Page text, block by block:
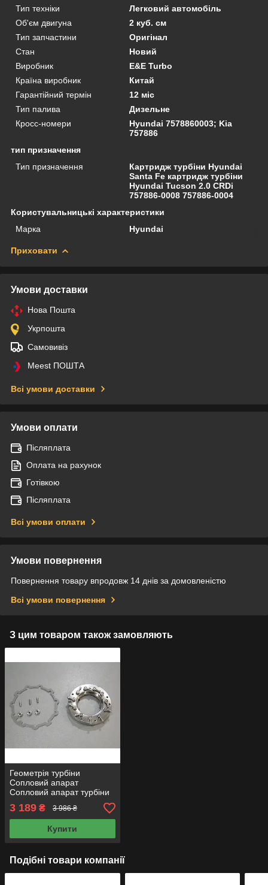
Тип техніки
Легковий автомобіль
Об'єм двигуна
2 куб. см
Тип запчастини
Оригінал
Стан
Новий
Виробник
E&E Turbo
Країна виробник
Китай
Гарантійний термін
12 міс
Тип палива
Дизельне
Кросс-номери
Hyundai 7578860003; Kia
757886
тип призначення
Тип призначення
Картридж турбіни Hyundai
Santa Fe картридж турбіни
Hyundai Tucson 2.0 CRDi
757886-0008 757886-0004
Користувальницькі характеристики
Марка
Hyundai
Приховати
Умови доставки
Нова Пошта
Укрпошта
Самовивіз
Meest ПОШТА
Всі умови доставки
Умови оплати
Післяплата
Оплата на рахунок
Готівкою
Післяплата
Всі умови оплати
Умови повернення
Повернення товару впродовж 14 днів за домовленістю
Всі умови повернення
З цим товаром також замовляють
Геометрія турбіни
Сопловий апарат
Сопловий апарат турбіни
Геометрію турбіни GTB16
3 189 ₴ 3 986 ₴
Купити
Подібні товари компанії